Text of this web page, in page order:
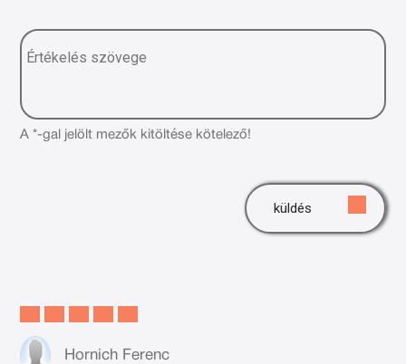
A *-gal jelölt mezők kitöltése kötelező!
küldés
Hornich Ferenc